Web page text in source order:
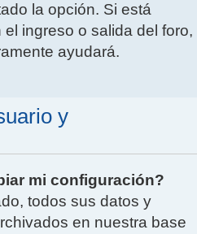
la opción. Si está
ingreso o salida del foro,
ayudará.
y
mi configuración?
todos sus datos y
en nuestra base